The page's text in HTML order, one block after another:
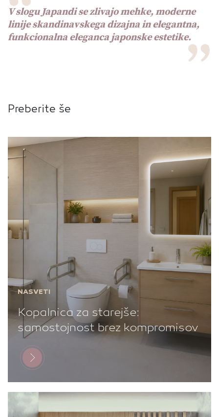
V slogu Japandi se zlivajo mehke, moderne
linije skandinavskega dizajna in elegantna,
funkcionalna eleganca japonske estetike.
Preberite še
NASVETI
Kopalnica za starejše:
samostojnost brez kompromisov